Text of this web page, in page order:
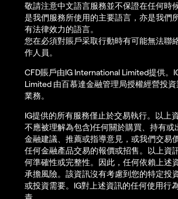
敬請注意中文語言服務並不保證在任何時
是我們服務所使用的主要語言，亦是我們
有法律效力的語言。
您在必須對賬戶采取行動時有可能無法聯
作人員。
CFD賬戶由IG International Limited提供。
Limited 由百慕達金融管理局授權經營投
業務。
IG提供的所有服務僅止於交易執行。以上
不應被理解為包含)任何關於購買、持有或
金融建議、推薦或指導意見，或我們交易
任何金融產品交易的報價或招售。以上資
何準確性或完整性。因此，任何依賴上述
承擔風險。該資訊沒有考慮到您的特定投
或投資需要。IG對上述資訊的任何使用行